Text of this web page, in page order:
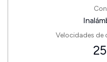
Velocidades de
25